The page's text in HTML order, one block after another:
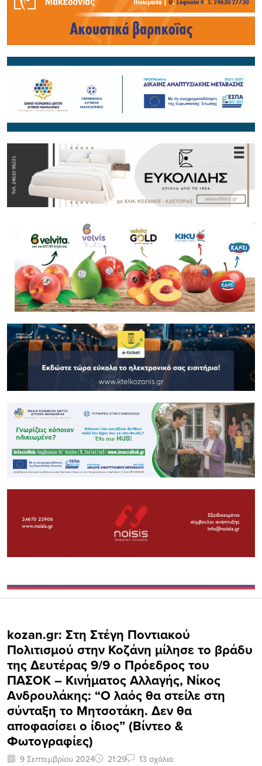
kozan.gr: Στη Στέγη Ποντιακού
Πολιτισμού στην Κοζάνη μίλησε το βράδυ
της Δευτέρας 9/9 ο Πρόεδρος του
ΠΑΣΟΚ – Κινήματος Αλλαγής, Νίκος
Ανδρουλάκης: “Ο λαός θα στείλε στη
σύνταξη το Μητσοτάκη. Δεν θα
αποφασίσει ο ίδιος” (Βίντεο &
Φωτογραφίες)
9 Σεπτεμβρίου 2024 21:29 13 σχόλια